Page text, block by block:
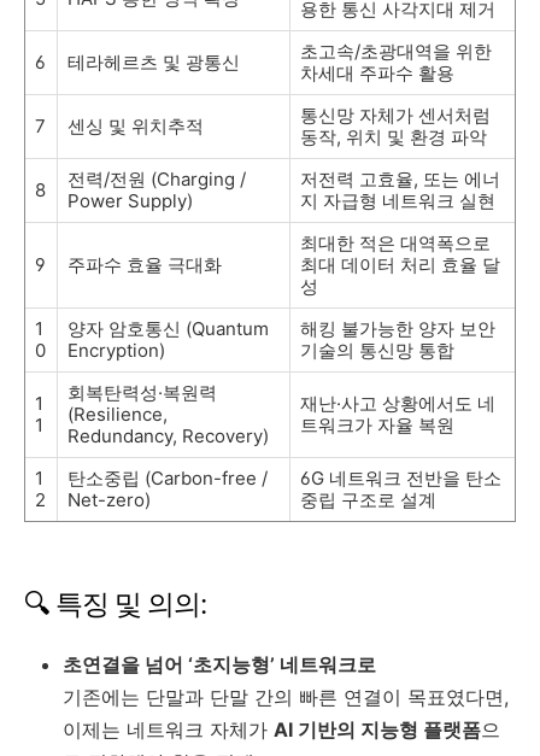
용한 통신 사각지대 제거
6 테라헤르츠 및 광통신
초고속/초광대역을 위한
차세대 주파수 활용
7 센싱 및 위치추적
통신망 자체가 센서처럼
동작, 위치 및 환경 파악
8
전력/전원 (Charging /
Power Supply)
저전력 고효율, 또는 에너
지 자급형 네트워크 실현
9 주파수 효율 극대화
최대한 적은 대역폭으로
최대 데이터 처리 효율 달
성
1
0
양자 암호통신 (Quantum
Encryption)
해킹 불가능한 양자 보안
기술의 통신망 통합
1
1
회복탄력성·복원력
(Resilience,
Redundancy, Recovery)
재난·사고 상황에서도 네
트워크가 자율 복원
1
2
탄소중립 (Carbon-free /
Net-zero)
6G 네트워크 전반을 탄소
중립 구조로 설계
🔍 특징 및 의의:
초연결을 넘어 ‘초지능형’ 네트워크로
기존에는 단말과 단말 간의 빠른 연결이 목표였다면,
이제는 네트워크 자체가 AI 기반의 지능형 플랫폼으